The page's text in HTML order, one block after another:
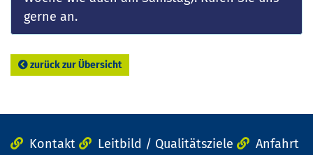
gerne an.
zurück zur Übersicht
Kontakt Leitbild / Qualitätsziele
Anfahrt